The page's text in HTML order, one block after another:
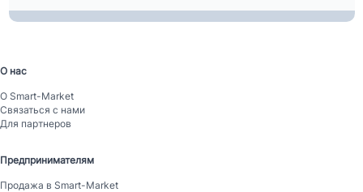
О нас
О Smart-Mаrket
Связаться с нами
Для партнеров
Предпринимателям
Продажа в Smart-Mаrket